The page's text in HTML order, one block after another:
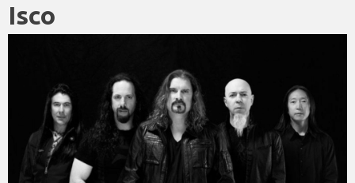
Isco